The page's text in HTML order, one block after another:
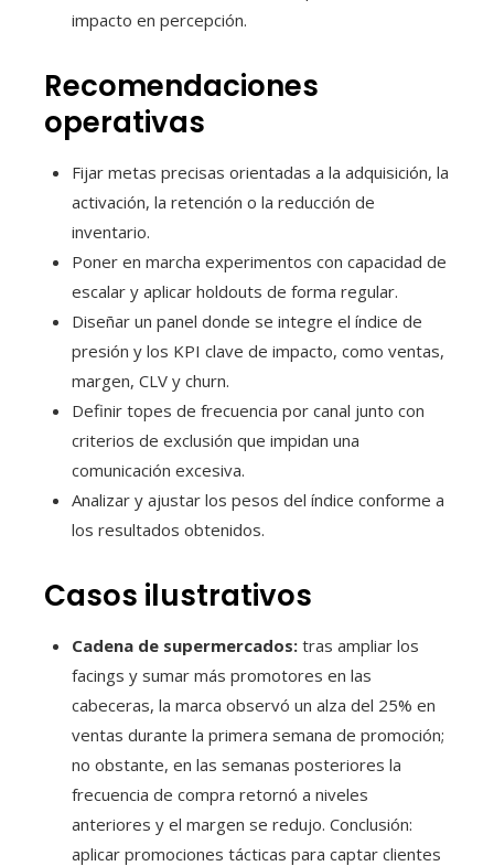
impacto en percepción.
Recomendaciones
operativas
Fijar metas precisas orientadas a la adquisición, la
activación, la retención o la reducción de
inventario.
Poner en marcha experimentos con capacidad de
escalar y aplicar holdouts de forma regular.
Diseñar un panel donde se integre el índice de
presión y los KPI clave de impacto, como ventas,
margen, CLV y churn.
Definir topes de frecuencia por canal junto con
criterios de exclusión que impidan una
comunicación excesiva.
Analizar y ajustar los pesos del índice conforme a
los resultados obtenidos.
Casos ilustrativos
Cadena de supermercados: tras ampliar los
facings y sumar más promotores en las
cabeceras, la marca observó un alza del 25% en
ventas durante la primera semana de promoción;
no obstante, en las semanas posteriores la
frecuencia de compra retornó a niveles
anteriores y el margen se redujo. Conclusión:
aplicar promociones tácticas para captar clientes